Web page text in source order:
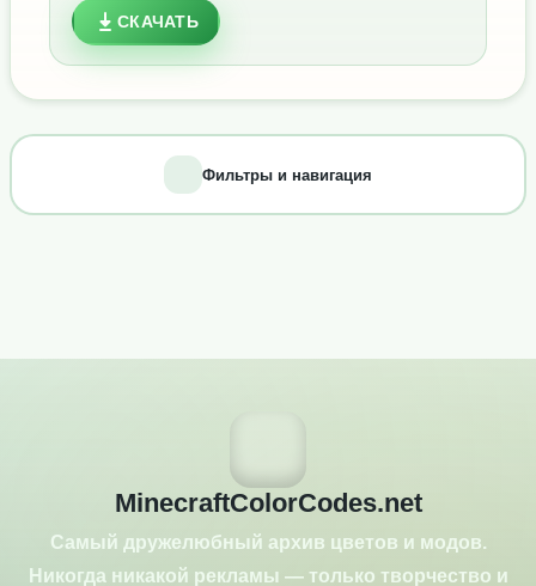
СКАЧАТЬ
Фильтры и навигация
MinecraftColorCodes.net
Самый дружелюбный архив цветов и модов.
Никогда никакой рекламы — только творчество и